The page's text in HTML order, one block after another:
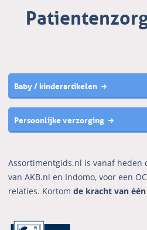
Baby / kinderartikelen
Persoonlijke verzorging
Assortimentgids.nl is vanaf heden
van AKB.nl en Indomo, voor een
relaties. Kortomde kracht van